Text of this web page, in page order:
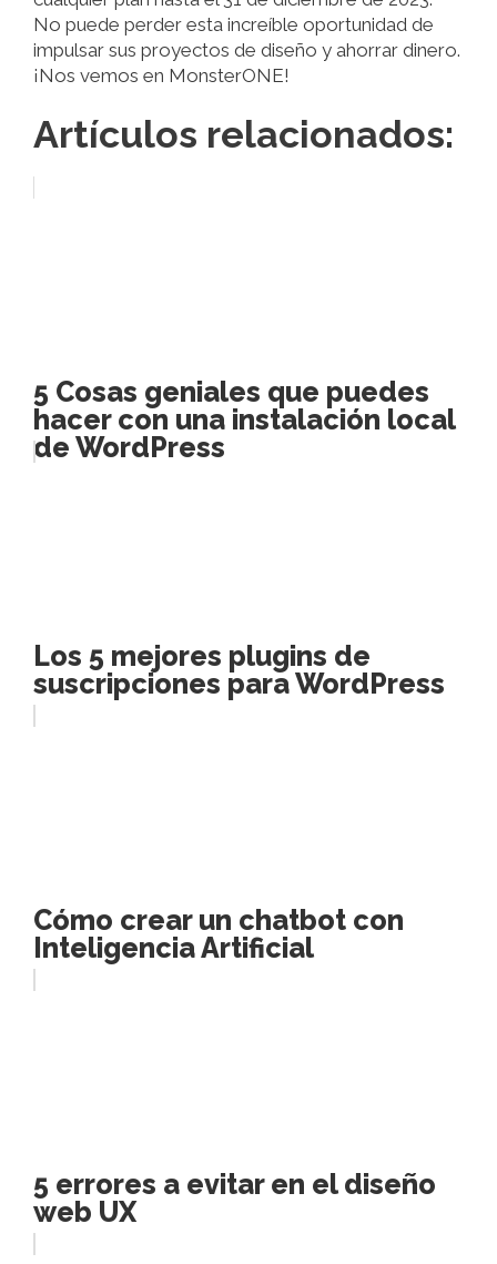
No puede perder esta increíble oportunidad de
impulsar sus proyectos de diseño y ahorrar dinero.
¡Nos vemos en MonsterONE!
Artículos relacionados:
5 Cosas geniales que puedes
hacer con una instalación local
de WordPress
Los 5 mejores plugins de
suscripciones para WordPress
Cómo crear un chatbot con
Inteligencia Artificial
5 errores a evitar en el diseño
web UX